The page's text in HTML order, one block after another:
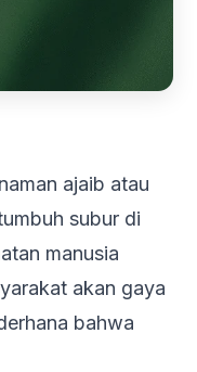
ajaib atau
subur di
manusia
akan gaya
bahwa